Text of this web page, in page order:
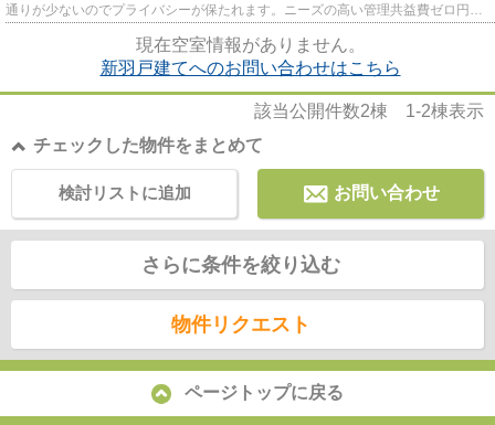
通りが少ないのでプライバシーが保たれます。ニーズの高い管理共益費ゼロ円の
現在空室情報がありません。
新羽戸建てへのお問い合わせはこちら
該当公開件数2棟 1-2棟表示
チェックした物件をまとめて
お問い合わせ
検討リストに追加
さらに条件を絞り込む
物件リクエスト
ページトップに戻る